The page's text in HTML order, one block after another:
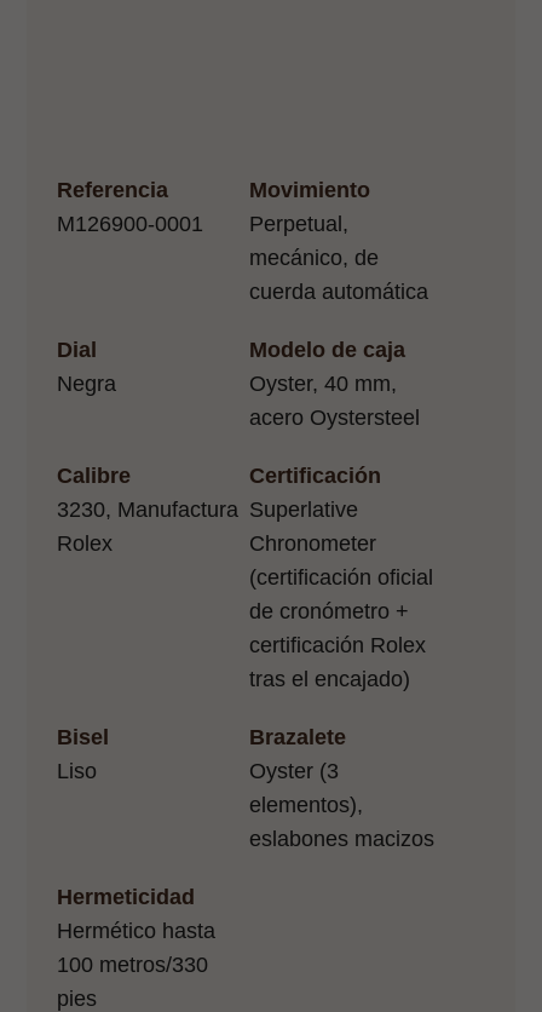
Referencia
M126900-0001
Movimiento
Perpetual,
mecánico, de
cuerda automática
Dial
Negra
Modelo de caja
Oyster, 40 mm,
acero Oystersteel
Calibre
3230, Manufactura
Rolex
Certificación
Superlative
Chronometer
(certificación oficial
de cronómetro +
certificación Rolex
tras el encajado)
Bisel
Liso
Brazalete
Oyster (3
elementos),
eslabones macizos
Hermeticidad
Hermético hasta
100 metros/330
pies